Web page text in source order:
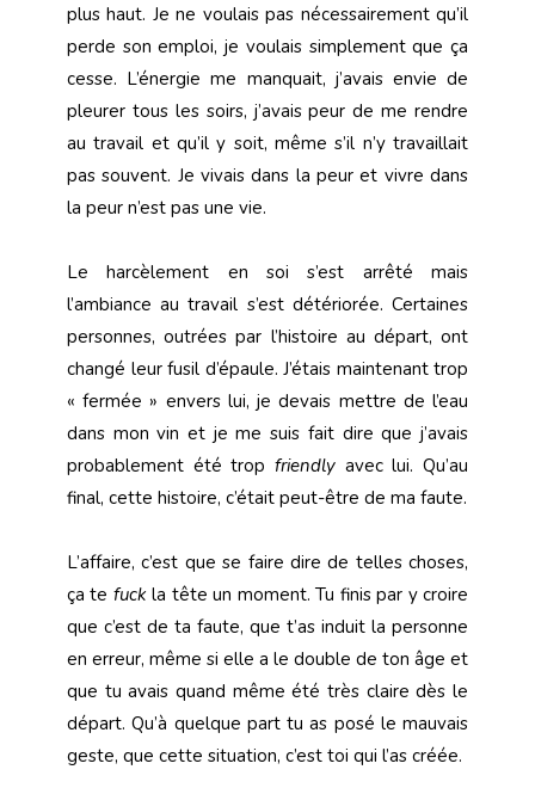
plus haut. Je ne voulais pas nécessairement qu’il
perde son emploi, je voulais simplement que ça
cesse. L’énergie me manquait, j’avais envie de
pleurer tous les soirs, j’avais peur de me rendre
au travail et qu’il y soit, même s’il n’y travaillait
pas souvent. Je vivais dans la peur et vivre dans
la peur n’est pas une vie.
Le harcèlement en soi s’est arrêté mais
l’ambiance au travail s’est détériorée. Certaines
personnes, outrées par l’histoire au départ, ont
changé leur fusil d’épaule. J’étais maintenant trop
« fermée » envers lui, je devais mettre de l’eau
dans mon vin et je me suis fait dire que j’avais
probablement été trop friendly avec lui. Qu’au
final, cette histoire, c’était peut-être de ma faute.
L’affaire, c’est que se faire dire de telles choses,
ça te fuckla tête un moment. Tu finis par y croire
que c’est de ta faute, que t’as induit la personne
en erreur, même si elle a le double de ton âge et
que tu avais quand même été très claire dès le
départ. Qu’à quelque part tu as posé le mauvais
geste, que cette situation, c’est toi qui l’as créée.